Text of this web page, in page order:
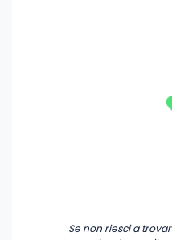
Se non riesci a